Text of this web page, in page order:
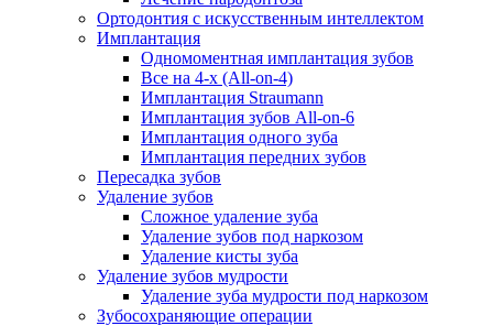
Ортодонтия с искусственным интеллектом
Имплантация
Одномоментная имплантация зубов
Все на 4-х (All-on-4)
Имплантация Straumann
Имплантация зубов All-on-6
Имплантация одного зуба
Имплантация передних зубов
Пересадка зубов
Удаление зубов
Сложное удаление зуба
Удаление зубов под наркозом
Удаление кисты зуба
Удаление зубов мудрости
Удаление зуба мудрости под наркозом
Зубосохраняющие операции